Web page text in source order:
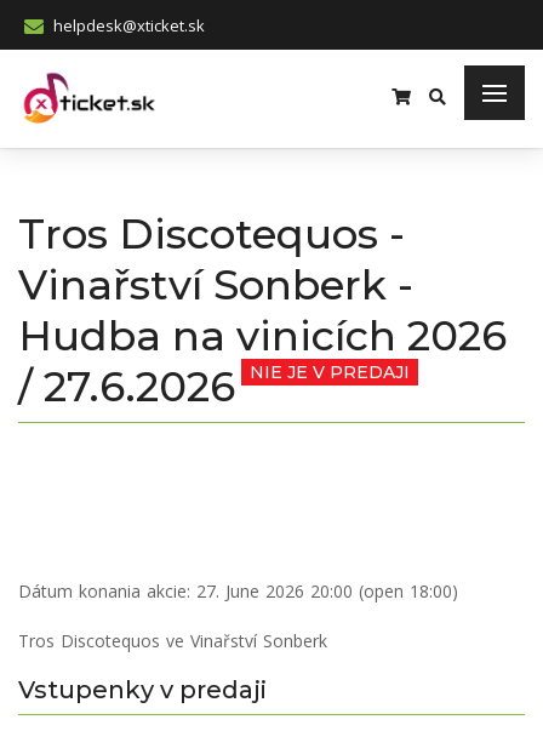
helpdesk@xticket.sk
Tros Discotequos -
Vinařství Sonberk -
Hudba na vinicích 2026
/ 27.6.2026
NIE JE V PREDAJI
Dátum konania akcie: 27. June 2026 20:00 (open 18:00)
Tros Discotequos ve Vinařství Sonberk
Vstupenky v predaji